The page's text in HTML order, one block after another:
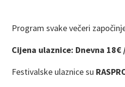
Program svake večeri
Cijena ulaznice: Dnevna
Festivalske ulaznice su